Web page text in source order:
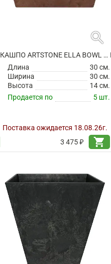
search
КАШПО ARTSTONE ELLA BOWL OAK
Длина
30 см.
Ширина
30 см.
Высота
14 см.
Продается по
5 шт.
Поставка ожидается 18.08.26г.
3 475 ₽
shopping_cart